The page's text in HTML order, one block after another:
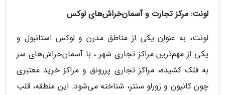
لونت: مرکز تجارت و آسمان‌خراش‌های لوکس
لونت، به عنوان یکی از مناطق مدرن و لوکس استانبول و
یکی از مهم‌ترین مراکز تجاری شهر ، با آسمان‌خراش‌های سر
به فلک کشیده، مراکز تجاری پررونق و مراکز خرید معتبری
چون کانیون و زورلو سنتر، شناخته می‌شود. این منطقه، قلب